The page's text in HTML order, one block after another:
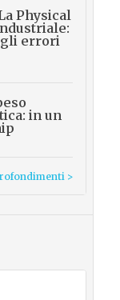
Physical
errori
in un
>